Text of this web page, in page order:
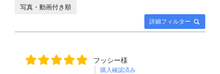
詳細フィルター
写真・動画付き順
フッシー様
購入確認済み